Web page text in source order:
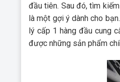
đầu tiên. Sau đó, tìm
là một gợi ý dành cho
lý cấp 1 hàng đầu cung
được những sản phẩm